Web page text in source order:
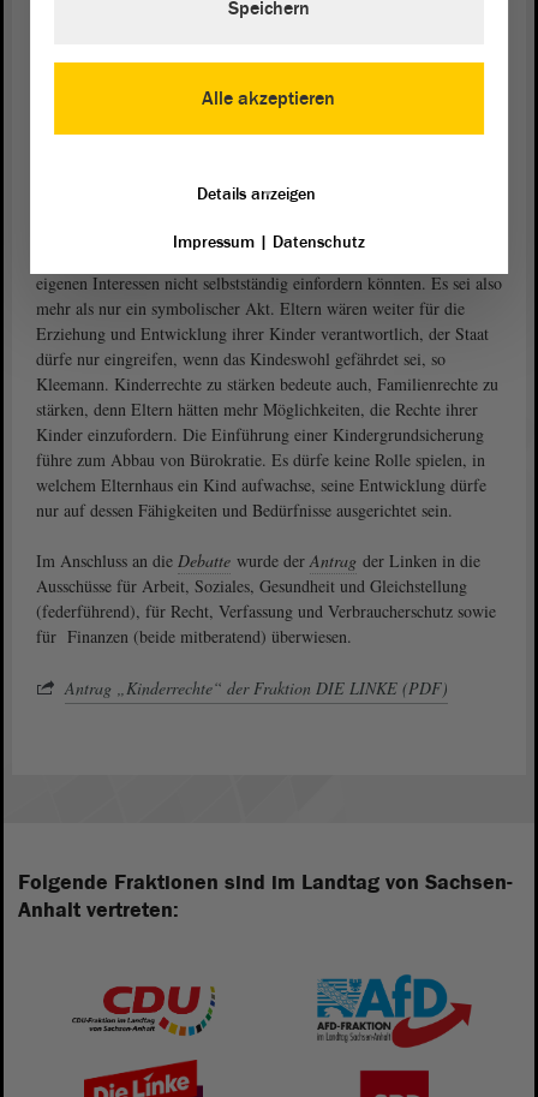
Euro pro Monat für Bildung vorgesehen sei, sei dies schon ein
Jugendlichen.
die Ampel im Bund sich darauf verständigt habe, einen erneuten
Vorstoß zu wagen, die Kinderrechte ins Grundgesetz aufzunehmen.
Die Aufnahme sei schon deshalb relevant, weil Kinder bisher ihre
eigenen Interessen nicht selbstständig einfordern könnten. Es sei also
mehr als nur ein symbolischer Akt. Eltern wären weiter für die
Erziehung und Entwicklung ihrer Kinder verantwortlich, der Staat
dürfe nur eingreifen, wenn das Kindeswohl gefährdet sei, so
Kleemann. Kinderrechte zu stärken bedeute auch, Familienrechte zu
stärken, denn Eltern hätten mehr Möglichkeiten, die Rechte ihrer
Kinder einzufordern. Die Einführung einer Kindergrundsicherung
führe zum Abbau von Bürokratie. Es dürfe keine Rolle spielen, in
welchem Elternhaus ein Kind aufwachse, seine Entwicklung dürfe
nur auf dessen Fähigkeiten und Bedürfnisse ausgerichtet sein.
Im Anschluss an die Debatte wurde derAntrag der Linken in die
Ausschüsse für Arbeit, Soziales, Gesundheit und Gleichstellung
(federführend), für Recht, Verfassung und Verbraucherschutz sowie
für Finanzen (beide mitberatend) überwiesen.
Antrag „Kinderrechte“ der Fraktion DIE LINKE (PDF)
Folgende Fraktionen sind im Landtag von Sachsen-
Anhalt vertreten:
Alle akzeptieren
Speichern
Details anzeigen
Impressum| Datenschutz